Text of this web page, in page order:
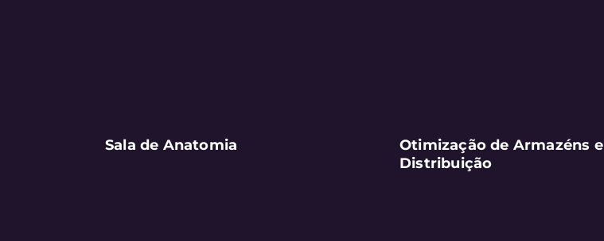
Sala de Anatomia
Otimização de Armazéns e
Distribuição